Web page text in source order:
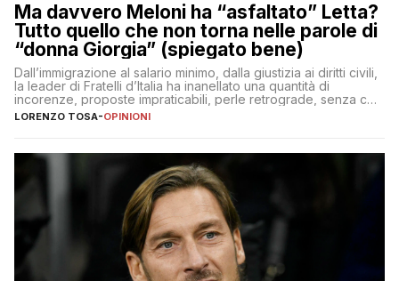
Ma davvero Meloni ha “asfaltato” Letta?
Tutto quello che non torna nelle parole di
“donna Giorgia” (spiegato bene)
Dall’immigrazione al salario minimo, dalla giustizia ai diritti civili,
la leader di Fratelli d’Italia ha inanellato una quantità di
incorenze, proposte impraticabili, perle retrograde, senza che
nessuno – a destra come a sinistra – glielo abbia fatto notare
LORENZO TOSA-OPINIONI